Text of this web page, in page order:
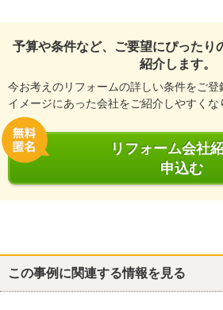
予算や条件など、ご要望にぴったり
紹介します。
今お考えのリフォームの詳しい条件をご登
イメージにあった会社をご紹介しやすくな
リフォーム会社
申込む
他の箇所を見る
キッチン・台所 浴室・ユニットバス トイレ
この事例に関連する情報を見る